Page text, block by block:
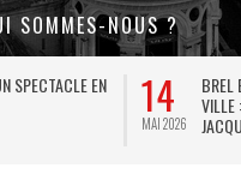
SOMMES-NOUS ?
SPECTACLE EN
14
MAI 2026
BREL
VILLE